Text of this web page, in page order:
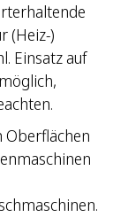
(Heiz-)
Einsatz auf
Oberflächen